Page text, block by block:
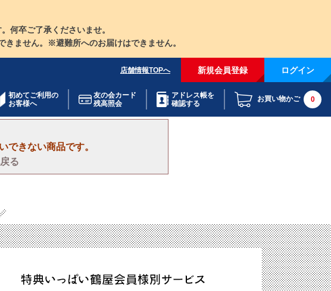
何卒ご了承くださいませ。
ません。※避難所へのお届けはできません。
店舗情報TOPへ 新規会員登録 ログイン
初めてご利用の
お客様へ
友の会カード
残高照会
アドレス帳を
確認する
お買い物かご 0
できない商品です。
る